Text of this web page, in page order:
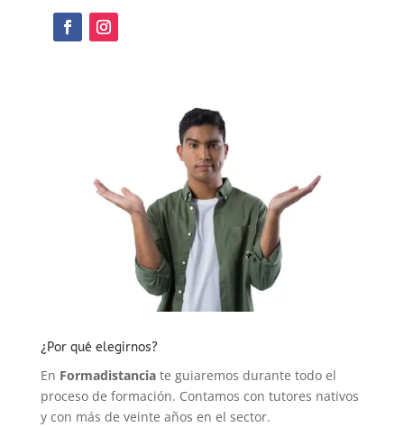
cantidad
¿Por qué elegirnos?
En Formadistanciate guiaremos durante todo el
proceso de formación. Contamos con tutores nativos
y con más de veinte años en el sector.